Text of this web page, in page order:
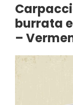
burrata
–